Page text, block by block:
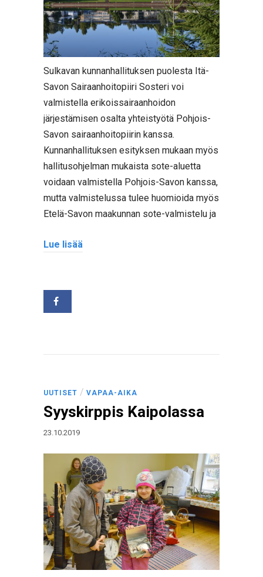
Sulkavan kunnanhallituksen puolesta Itä-
Savon Sairaanhoitopiiri Sosteri voi
valmistella erikoissairaanhoidon
järjestämisen osalta yhteistyötä Pohjois-
Savon sairaanhoitopiirin kanssa.
Kunnanhallituksen esityksen mukaan myös
hallitusohjelman mukaista sote-aluetta
voidaan valmistella Pohjois-Savon kanssa,
mutta valmistelussa tulee huomioida myös
Etelä-Savon maakunnan sote-valmistelu ja
Lue lisää
UUTISET / VAPAA-AIKA
Syyskirppis Kaipolassa
23.10.2019